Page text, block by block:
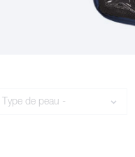
de peau